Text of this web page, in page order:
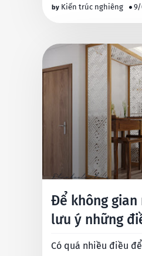
mệt mỏi. Do đó, …
Kiến trúc nghiêng 9/
Để không
lưu ý những
Có quá nhiều điều